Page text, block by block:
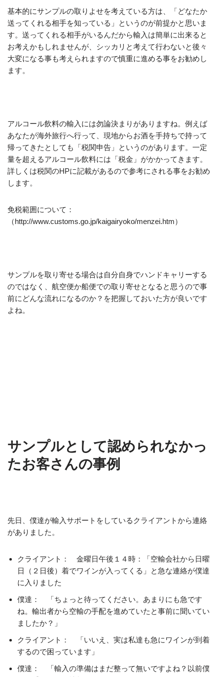
基本的にサンプルの取りよせを考えている方は、「どなたか
送ってくれる相手を知っている」というのが前提かと思いま
す。送ってくれる相手がいるんだから輸入は簡単に出来ると
お考えかもしれませんが、シッカリと考えて行わないと後々
大変になる事も考えられますので慎重に進める事をお勧めし
ます。
アルコール飲料の輸入には勿論決まりがありますね。例えば
あなたが海外旅行へ行って、現地からお酒を手持ちで持って
帰ってきたとしても「税関申告」というのがあります。一定
量を超えるアルコール飲料には「税金」がかかってきます。
詳しくは税関のHPに記載があるので参考にされる事をお勧め
します。
免税範囲について：
（http://www.customs.go.jp/kaigairyoko/menzei.htm）
サンプルを取り寄せる場合は自分自身でハンドキャリーする
のではなく、航空便か船便での取り寄せとなると思うので事
前にどんな流れになるのか？を把握しておいた方が良いです
よね。
サンプルとして認められなかっ
たお客さんの事例
先日、僕達が輸入サポートをしているクライアントから連絡
がありました。
クライアント： 金曜日午後１４時：「空輸会社から日曜
日（２日後）着でワインが入ってくる」と急な連絡が僕達
に入りました
僕達： 「ちょっと待ってください。あまりにも急です
ね。輸出者から空輸の手配を進めていたと事前に聞いてい
ましたか？」
クライアント： 「いいえ、実は私達も急にワインが到着
するので困っています」
僕達： 「輸入の準備はまだ整って無いですよね？以前僕